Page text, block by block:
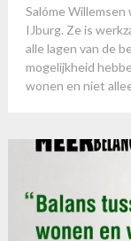
Salóme
IJburg. Ze is
alle lagen van de
mogelijkheid
wonen en niet